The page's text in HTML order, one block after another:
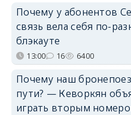
Почему у абонентов
связь вела себя по-
блэкауте
13:00 16 6400
Почему наш
пути? — Кеворкян
играть вторым